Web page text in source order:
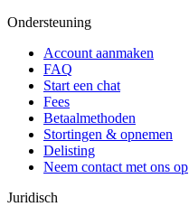
Ondersteuning
Account aanmaken
FAQ
Start een chat
Fees
Betaalmethoden
Stortingen & opnemen
Delisting
Neem contact met ons op
Juridisch